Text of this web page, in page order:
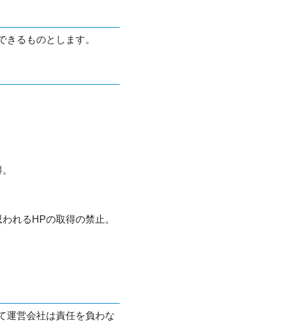
るものとします。
れるHPの取得の禁止。
運営会社は責任を負わな